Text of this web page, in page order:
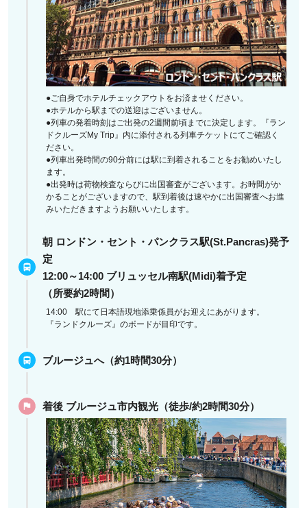
●ご自身でホテルチェックアウトをお済ませください。
●ホテルから駅までの送迎はございません。
●列車の発着時刻はご出発の2週間前頃までに決定します。『ラン
ドクルーズMy Trip』内に添付される列車チケットにてご確認く
ださい。
●列車出発時間の90分前には駅に到着されることをお勧めいたし
ます。
●出発時は荷物検査ならびに出国審査がございます。お時間がか
かることがございますので、駅到着後は速やかに出国審査へお進
みいただきますようお願いいたします。
朝 ロンドン・セント・パンクラス駅(St.Pancras)発予
定
12:00～14:00 ブリュッセル南駅(Midi)着予定
（所要約2時間）
14:00 駅にて日本語現地添乗係員がお迎えにあがります。
『ランドクルーズ』のボードが目印です。
ブルージュへ（約1時間30分）
着後 ブルージュ市内観光（徒歩/約2時間30分）